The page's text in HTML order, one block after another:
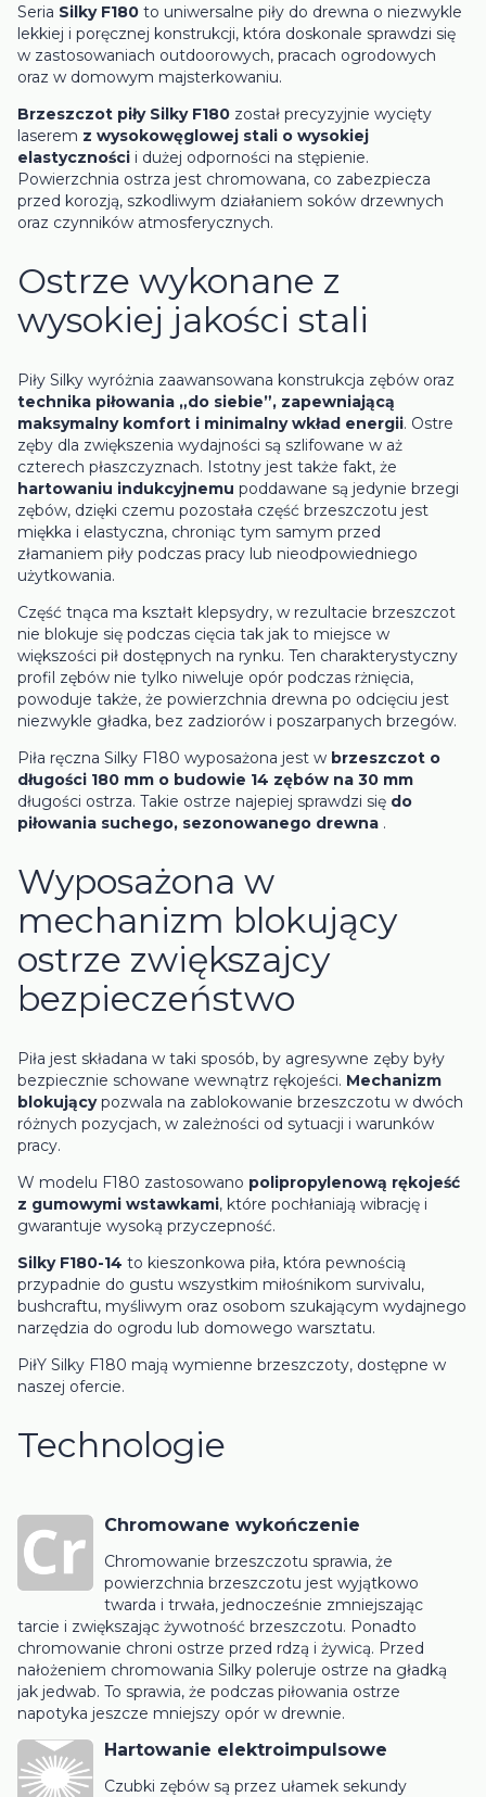
Seria Silky F180 to uniwersalne piły do drewna o niezwykle
lekkiej i poręcznej konstrukcji, która doskonale sprawdzi się
w zastosowaniach outdoorowych, pracach ogrodowych
oraz w domowym majsterkowaniu.
Brzeszczot piły Silky F180 został precyzyjnie wycięty
laserem z wysokowęglowej stali o wysokiej
elastyczności i dużej odporności na stępienie.
Powierzchnia ostrza jest chromowana, co zabezpiecza
przed korozją, szkodliwym działaniem soków drzewnych
oraz czynników atmosferycznych.
Ostrze wykonane z
wysokiej jakości stali
Piły Silky wyróżnia zaawansowana konstrukcja zębów oraz
technika piłowania „do siebie”, zapewniającą
maksymalny komfort i minimalny wkład energii. Ostre
zęby dla zwiększenia wydajności są szlifowane w aż
czterech płaszczyznach. Istotny jest także fakt, że
hartowaniu indukcyjnemu poddawane są jedynie brzegi
zębów, dzięki czemu pozostała część brzeszczotu jest
miękka i elastyczna, chroniąc tym samym przed
złamaniem piły podczas pracy lub nieodpowiedniego
użytkowania.
Część tnąca ma kształt klepsydry, w rezultacie brzeszczot
nie blokuje się podczas cięcia tak jak to miejsce w
większości pił dostępnych na rynku. Ten charakterystyczny
profil zębów nie tylko niweluje opór podczas rżnięcia,
powoduje także, że powierzchnia drewna po odcięciu jest
niezwykle gładka, bez zadziorów i poszarpanych brzegów.
Piła ręczna Silky F180 wyposażona jest w brzeszczot o
długości 180 mm o budowie 14 zębów na 30 mm
długości ostrza. Takie ostrze najepiej sprawdzi się do
piłowania suchego, sezonowanego drewna .
Wyposażona w
mechanizm blokujący
ostrze zwiększajcy
bezpieczeństwo
Piła jest składana w taki sposób, by agresywne zęby były
bezpiecznie schowane wewnątrz rękojeści. Mechanizm
blokującypozwala na zablokowanie brzeszczotu w dwóch
różnych pozycjach, w zależności od sytuacji i warunków
pracy.
W modelu F180 zastosowano polipropylenową rękojeść
z gumowymi wstawkami, które pochłaniają wibrację i
gwarantuje wysoką przyczepność.
Silky F180-14 to kieszonkowa piła, która pewnością
przypadnie do gustu wszystkim miłośnikom survivalu,
bushcraftu, myśliwym oraz osobom szukającym wydajnego
narzędzia do ogrodu lub domowego warsztatu.
PiłY Silky F180 mają wymienne brzeszczoty, dostępne w
naszej ofercie.
Technologie
Chromowane wykończenie
Chromowanie brzeszczotu sprawia, że ​​
powierzchnia brzeszczotu jest wyjątkowo
twarda i trwała, jednocześnie zmniejszając
tarcie i zwiększając żywotność brzeszczotu. Ponadto
chromowanie chroni ostrze przed rdzą i żywicą. Przed
nałożeniem chromowania Silky poleruje ostrze na gładką
jak jedwab. To sprawia, że ​​podczas piłowania ostrze
napotyka jeszcze mniejszy opór w drewnie.
Hartowanie elektroimpulsowe
Czubki zębów są przez ułamek sekundy